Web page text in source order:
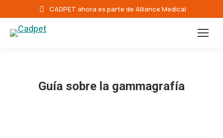
CADPET ahora es parte de Alliance Medical
Guía sobre la gammagrafía